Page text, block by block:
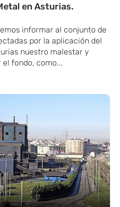
en Asturias.
informar al conjunto de
por la aplicación del
nuestro malestar y
fondo, como...